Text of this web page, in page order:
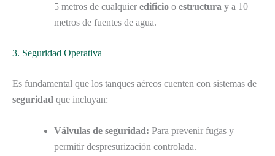
5 metros de cualquier edificio o estructura y a 10
metros de fuentes de agua.
3. Seguridad Operativa
Es fundamental que los tanques aéreos cuenten con sistemas de
seguridad que incluyan:
Válvulas de seguridad: Para prevenir fugas y
permitir despresurización controlada.